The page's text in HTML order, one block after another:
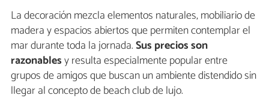
La decoración mezcla elementos naturales, mobiliario de
madera y espacios abiertos que permiten contemplar el
mar durante toda la jornada.Sus precios son
razonablesy resulta especialmente popular entre
grupos de amigos que buscan un ambiente distendido sin
llegar al concepto de beach club de lujo.